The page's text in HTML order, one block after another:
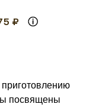
₽
посвящены